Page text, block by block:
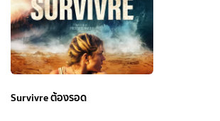
Survivre ต้องรอด